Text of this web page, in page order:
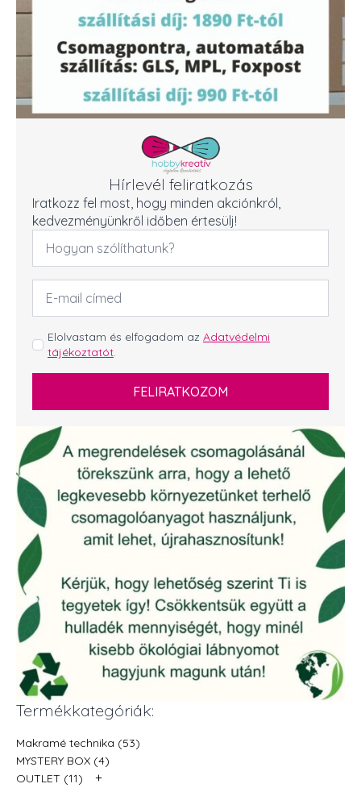
Hírlevél feliratkozás
Iratkozz fel most, hogy minden akciónkról,
kedvezményünkről időben értesülj!
Név
Email
cím
GDPR
*
Elolvastam és elfogadom az Adatvédelmi
tájékoztatót
FELIRATKOZOM
Termékkategóriák:
Makramé technika (53)
MYSTERY BOX (4)
OUTLET (11)
+